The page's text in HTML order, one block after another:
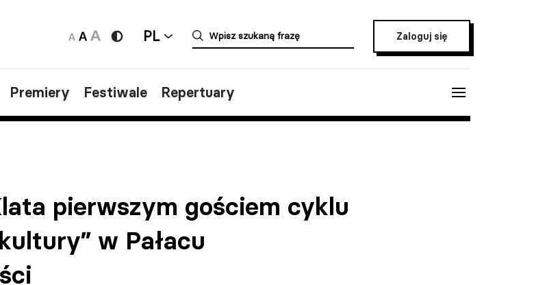
PL Zaloguj się
Premiery Festiwale Repertuary
pierwszym gościem cyklu
w Pałacu